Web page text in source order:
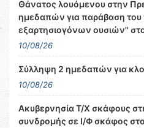
Θάνατος λουόμενου στην
ημεδαπών για παράβαση του
εξαρτησιογόνων ουσιών"
10/08/26
Σύλληψη 2 ημεδαπών για
10/08/26
Ακυβερνησία Τ/Χ σκάφους
συνδρομής σε Ι/Φ σκάφος